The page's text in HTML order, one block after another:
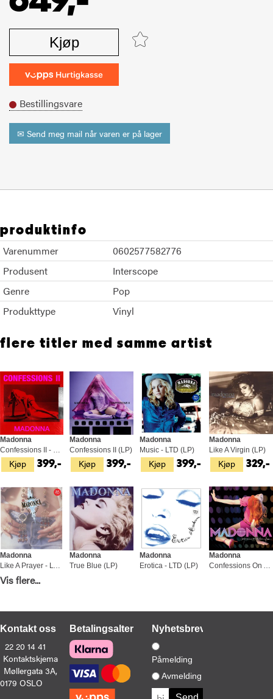
Kjøp
Bestillingsvare
✉ Send meg mail når varen er på lager
produktinfo
Varenummer
0602577582776
Produsent
Interscope
Genre
Pop
Produkttype
Vinyl
flere titler med samme artist
Kjøp
Madonna
Confessions II - LTD (LP)
399,- Kjøp
Madonna
Confessions II (LP)
399,- Kjøp
Madonna
Music - LTD (LP)
399,- Kjøp
Madonna
Like A Virgin (LP)
329,-
Kjøp
Madonna
Like A Prayer - LTD (LP)
399,-
Madonna
True Blue (LP)
Madonna
Erotica - LTD (LP)
Madonna
Confessions On A Dance Floor (2LP)
Madonna
Kjøp
Madonna
Confessions On A Dancefloor… - LTD (2LP)
549,- Kjøp
Madonna
Like A Virgin - LTD (LP)
349,-
Vis flere...
Kontakt oss
22 20 14 41
Kontaktskjema
Møllergata 3A,
0179 OSLO
BetalingsalternativerNyhetsbrev
Påmelding
Avmelding